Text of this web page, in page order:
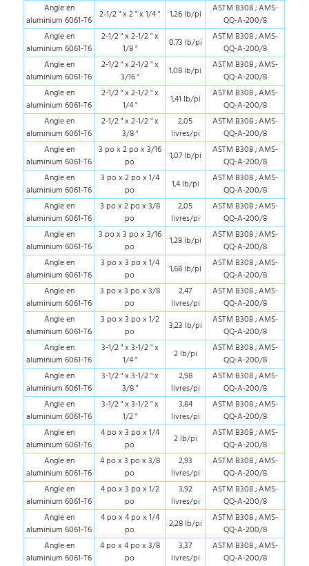
Angle en
aluminium 6061-T6 2-1/2 " x 2 " x 1/4 " 1,26 lb/pi
ASTM B308 ; AMS-
QQ-A-200/8
Angle en
aluminium 6061-T6
2-1/2 " x 2-1/2 " x
1/8 "
0,73 lb/pi
ASTM B308 ; AMS-
QQ-A-200/8
Angle en
aluminium 6061-T6
2-1/2 " x 2-1/2 " x
3/16 "
1,08 lb/pi
ASTM B308 ; AMS-
QQ-A-200/8
Angle en
aluminium 6061-T6
2-1/2 " x 2-1/2 " x
1/4 "
1,41 lb/pi
ASTM B308 ; AMS-
QQ-A-200/8
Angle en
aluminium 6061-T6
2-1/2 " x 2-1/2 " x
3/8 "
2,05
livres/pi
ASTM B308 ; AMS-
QQ-A-200/8
Angle en
aluminium 6061-T6
3 po x 2 po x 3/16
po
1,07 lb/pi
ASTM B308 ; AMS-
QQ-A-200/8
Angle en
aluminium 6061-T6
3 po x 2 po x 1/4
po
1,4 lb/pi
ASTM B308 ; AMS-
QQ-A-200/8
Angle en
aluminium 6061-T6
3 po x 2 po x 3/8
po
2,05
livres/pi
ASTM B308 ; AMS-
QQ-A-200/8
Angle en
aluminium 6061-T6
3 po x 3 po x 3/16
po
1,28 lb/pi
ASTM B308 ; AMS-
QQ-A-200/8
Angle en
aluminium 6061-T6
3 po x 3 po x 1/4
po
1,68 lb/pi
ASTM B308 ; AMS-
QQ-A-200/8
Angle en
aluminium 6061-T6
3 po x 3 po x 3/8
po
2,47
livres/pi
ASTM B308 ; AMS-
QQ-A-200/8
Angle en
aluminium 6061-T6
3 po x 3 po x 1/2
po
3,23 lb/pi
ASTM B308 ; AMS-
QQ-A-200/8
Angle en
aluminium 6061-T6
3-1/2 " x 3-1/2 " x
1/4 "
2 lb/pi
ASTM B308 ; AMS-
QQ-A-200/8
Angle en
aluminium 6061-T6
3-1/2 " x 3-1/2 " x
3/8 "
2,98
livres/pi
ASTM B308 ; AMS-
QQ-A-200/8
Angle en
aluminium 6061-T6
3-1/2 " x 3-1/2 " x
1/2 "
3,84
livres/pi
ASTM B308 ; AMS-
QQ-A-200/8
Angle en
aluminium 6061-T6
4 po x 3 po x 1/4
po
2 lb/pi
ASTM B308 ; AMS-
QQ-A-200/8
Angle en
aluminium 6061-T6
4 po x 3 po x 3/8
po
2,93
livres/pi
ASTM B308 ; AMS-
QQ-A-200/8
Angle en
aluminium 6061-T6
4 po x 3 po x 1/2
po
3,92
livres/pi
ASTM B308 ; AMS-
QQ-A-200/8
Angle en
aluminium 6061-T6
4 po x 4 po x 1/4
po
2,28 lb/pi
ASTM B308 ; AMS-
QQ-A-200/8
Angle en
aluminium 6061-T6
4 po x 4 po x 3/8
po
3,37
livres/pi
ASTM B308 ; AMS-
QQ-A-200/8